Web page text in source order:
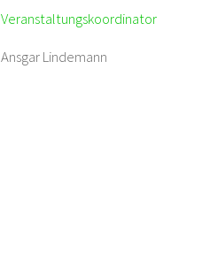
Veranstaltungskoordinator
Ansgar Lindemann